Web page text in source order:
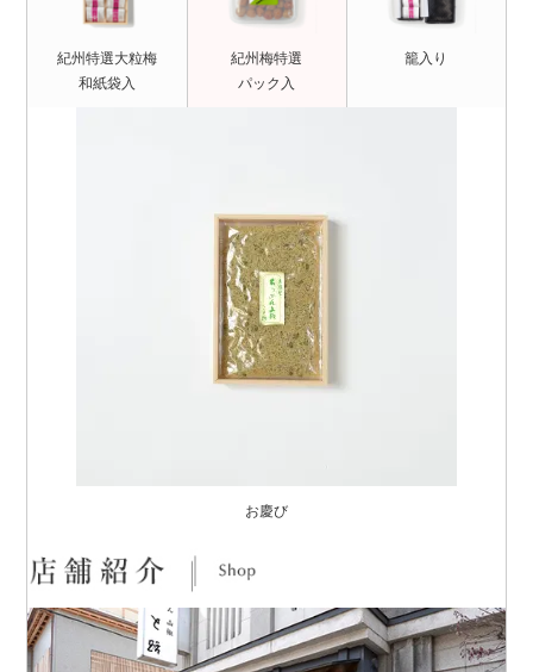
紀州特選大粒梅
和紙袋入
紀州梅特選
パック入
籠入り
お慶び